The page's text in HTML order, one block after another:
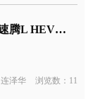
搭载1.5L油电混动！速腾L HEV版申报
连泽华 浏览数：11